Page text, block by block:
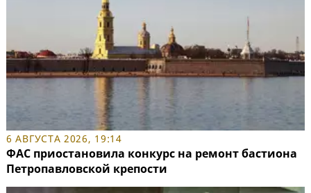
6 АВГУСТА 2026, 19:14
ФАС приостановила конкурс на ремонт бастиона
Петропавловской крепости